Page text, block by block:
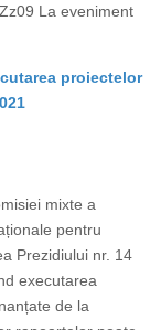
La eveniment
proiectelor
mixte a
pentru
Prezidiului nr. 14
executarea
de la